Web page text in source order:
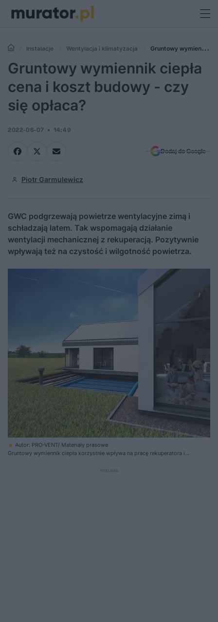
Instalacje Wentylacja i klimatyzacja
Gruntowy wymiennik
ciepła cena i koszt budowy - czy się opłaca?
Gruntowy wymiennik ciepła
cena i koszt budowy - czy
się opłaca?
2022-06-07 14:49
Dodaj do Google
Piotr Garmulewicz
GWC podgrzewają powietrze wentylacyjne zimą i
schładzają latem. Tak wspomagają działanie
wentylacji mechanicznej z rekuperacją. Pozytywnie
wpływają też na czystość i wilgotność powietrza.
Autor: PRO-VENT/ Materiały prasowe
Gruntowy wymiennik ciepła korzystnie wpływa na pracę rekuperatora i